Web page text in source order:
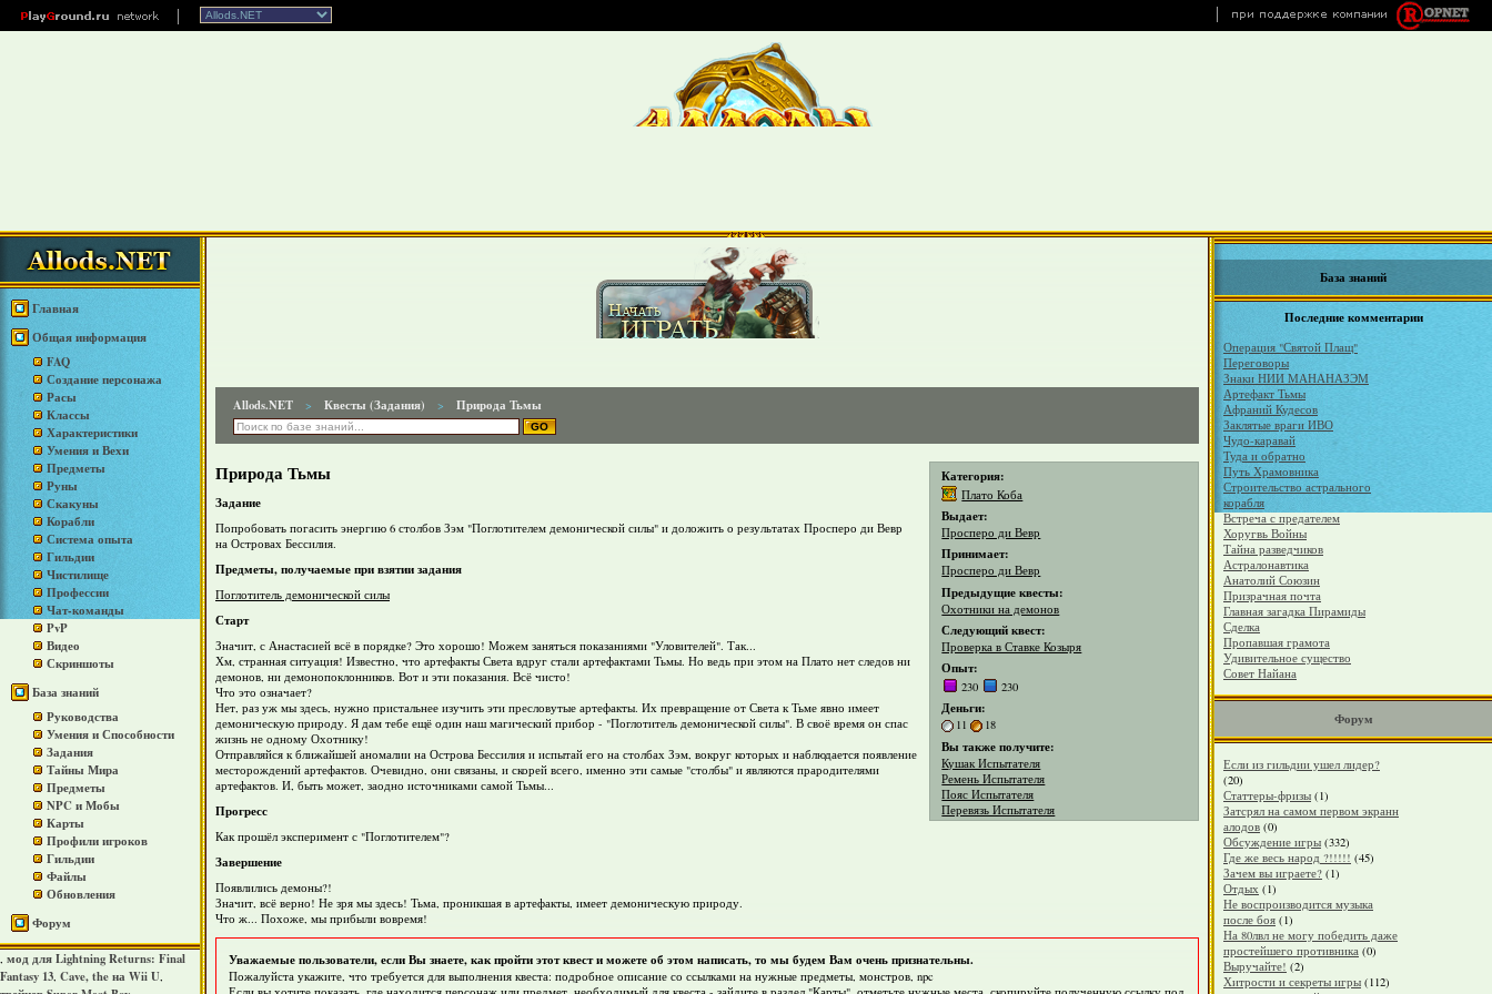
Главная
Общая информация
FAQ
Создание персонажа
Расы
Классы
Характеристики
Умения и Вехи
Предметы
Руны
Скакуны
Корабли
Система опыта
Гильдии
Чистилище
Профессии
Чат-команды
PvP
Видео
Скриншоты
База знаний
Руководства
Умения и Способности
Задания
Тайны Мира
Предметы
NPC и Мобы
Карты
Профили игроков
Гильдии
Файлы
Обновления
Форум
, мод для Lightning Returns: Final
Fantasy 13, Cave, the на Wii U,
Allods.NET > Квесты (Задания) > Природа Тьмы
Категория:
Плато Коба
Выдает:
Просперо ди Вевр
Принимает:
Просперо ди Вевр
Предыдущие квесты:
Охотники на демонов
Следующий квест:
Проверка в Ставке Козыря
Опыт:
230 230
Деньги:
11 18
Вы также получите:
Кушак Испытателя
Ремень Испытателя
Пояс Испытателя
Перевязь Испытателя
Природа Тьмы
Задание
Попробовать погасить энергию 6 столбов Зэм "Поглотителем демонической силы" и доложить о результатах Просперо ди Вевр
на Островах Бессилия.
Предметы, получаемые при взятии задания
Поглотитель демонической силы
Старт
Значит, с Анастасией всё в порядке? Это хорошо! Можем заняться показаниями "Уловителей". Так...
Хм, странная ситуация! Известно, что артефакты Света вдруг стали артефактами Тьмы. Но ведь при этом на Плато нет следов ни
демонов, ни демонопоклонников. Вот и эти показания. Всё чисто!
Что это означает?
Нет, раз уж мы здесь, нужно пристальнее изучить эти пресловутые артефакты. Их превращение от Света к Тьме явно имеет
демоническую природу. Я дам тебе ещё один наш магический прибор - "Поглотитель демонической силы". В своё время он спас
жизнь не одному Охотнику!
Отправляйся к ближайшей аномалии на Острова Бессилия и испытай его на столбах Зэм, вокруг которых и наблюдается появление
месторождений артефактов. Очевидно, они связаны, и скорей всего, именно эти самые "столбы" и являются прародителями
артефактов. И, быть может, заодно источниками самой Тьмы...
Прогресс
Как прошёл эксперимент с "Поглотителем"?
Завершение
Появлились демоны?!
Значит, всё верно! Не зря мы здесь! Тьма, проникшая в артефакты, имеет демоническую природу.
Что ж... Похоже, мы прибыли вовремя!
Уважаемые пользователи, если Вы знаете, как пройти этот квест и можете об этом написать, то мы будем Вам очень признательны.
Пожалуйста укажите, что требуется для выполнения квеста: подробное описание со ссылками на нужные предметы, монстров, npc
База знаний
Последние комментарии
Операция "Святой Плащ"
Переговоры
Знаки НИИ МАНАНАЗЭМ
Артефакт Тьмы
Афраний Кудесов
Заклятые враги ИВО
Чудо-каравай
Туда и обратно
Путь Храмовника
Строительство астрального
корабля
Встреча с предателем
Хоругвь Войны
Тайна разведчиков
Астралонавтика
Анатолий Союзин
Призрачная почта
Главная загадка Пирамиды
Сделка
Пропавшая грамота
Удивительное существо
Совет Найана
Форум
Если из гильдии ушел лидер?
(20)
Статтеры-фризы (1)
Затсрял на самом первом экранн
алодов (0)
Обсуждение игры (332)
Где же весь народ ?!!!!! (45)
Зачем вы играете? (1)
Отдых (1)
Не воспроизводится музыка
после боя (1)
На 80лвл не могу победить даже
простейшего противника (0)
Выручайте! (2)
Хитрости и секреты игры (112)